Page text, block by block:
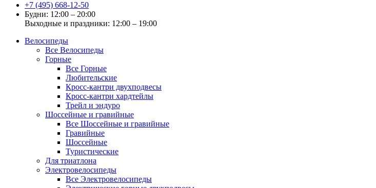
+7 (495) 668-12-50
Будни: 12:00 – 20:00
Выходные и праздники: 12:00 – 19:00
Велосипеды
Все Велосипеды
Горные
Все Горные
Любительские
Кросс-кантри двухподвесы
Кросс-кантри хардтейлы
Трейл и эндуро
Шоссейные и гравийные
Все Шоссейные и гравийные
Гравийные
Шоссейные
Туристические
Для триатлона
Электровелосипеды
Все Электровелосипеды